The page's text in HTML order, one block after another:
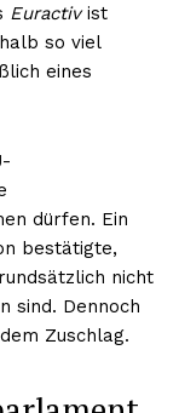
Euractivist
so viel
eines
dürfen. Ein
bestätigte,
nicht
sind. Dennoch
Zuschlag.